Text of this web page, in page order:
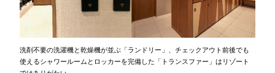
洗剤不要の洗濯機と乾燥機が並ぶ「ランドリー」、チェックアウト前後でも
使えるシャワールームとロッカーを完備した「トランスファー」はリゾート